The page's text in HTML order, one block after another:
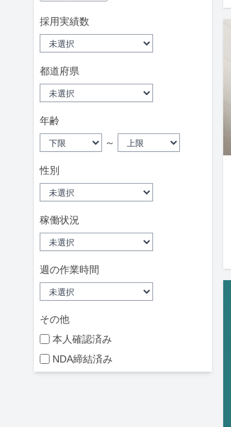
採用実績数
都道府県
年齢
～
性別
稼働状況
週の作業時間
その他
本人確認済み
NDA締結済み